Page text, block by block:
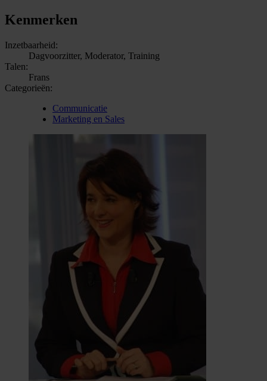
Kenmerken
Inzetbaarheid:
Dagvoorzitter, Moderator, Training
Talen:
Frans
Categorieën:
Communicatie
Marketing en Sales